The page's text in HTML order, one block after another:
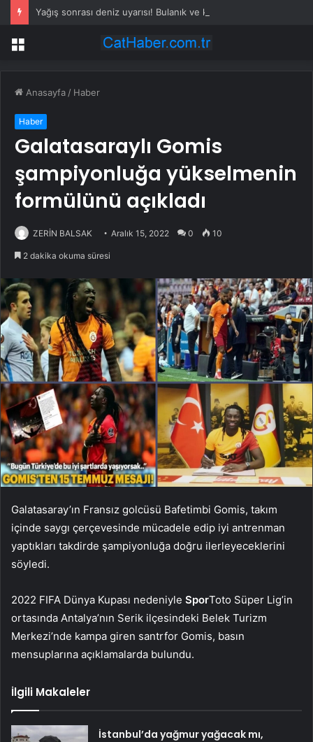
Menü
Anasayfa / Haber
Haber
Galatasaraylı Gomis
şampiyonluğa yükselmenin
formülünü açıkladı
ZERİN BALSAK Aralık 15, 2022 0 10
2 dakika okuma süresi
Galatasaray’ın Fransız golcüsü Bafetimbi Gomis, takım
içinde saygı çerçevesinde mücadele edip iyi antrenman
yaptıkları takdirde şampiyonluğa doğru ilerleyeceklerini
söyledi.
2022 FIFA Dünya Kupası nedeniyle SporToto Süper Lig’in
ortasında Antalya’nın Serik ilçesindeki Belek Turizm
Merkezi’nde kampa giren santrfor Gomis, basın
mensuplarına açıklamalarda bulundu.
İlgili Makaleler
İstanbul’da yağmur yağacak mı,